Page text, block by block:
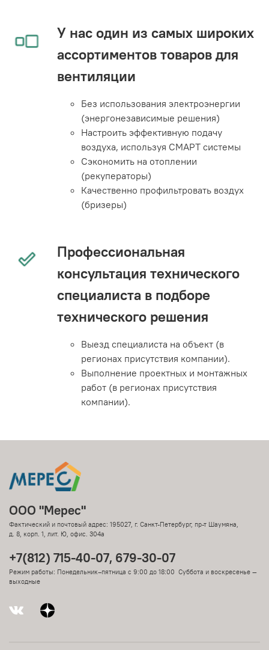
У нас один из самых широких
ассортиментов товаров для
вентиляции
Без использования электроэнергии
(энергонезависимые решения)
Настроить эффективную подачу
воздуха, используя СМАРТ системы
Сэкономить на отоплении
(рекуператоры)
Качественно профильтровать воздух
(бризеры)
Профессиональная
консультация технического
специалиста в подборе
технического решения
Выезд специалиста на объект (в
регионах присутствия компании).
Выполнение проектных и монтажных
работ (в регионах присутствия
компании).
ООО "Мерес"
Фактический и почтовый адрес: 195027, г. Санкт-Петербург, пр-т Шаумяна,
д. 8, корп. 1, лит. Ю, офис. 304а
+7(812) 715-40-07, 679-30-07
Режим работы: Понедельник–пятница с 9:00 до 18:00 Суббота и воскресенье —
выходные